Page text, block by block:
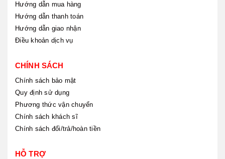
Hướng dẫn mua hàng
Hướng dẫn thanh toán
Hướng dẫn giao nhận
Điều khoản dịch vụ
CHÍNH SÁCH
Chính sách bảo mật
Quy định sử dụng
Phương thức vận chuyển
Chính sách khách sĩ
Chính sách đổi/trả/hoàn tiền
HỖ TRỢ